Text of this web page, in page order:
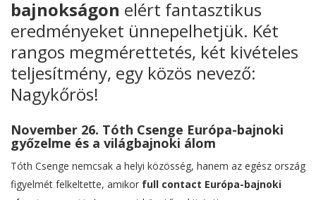
bajnokságon elért fantasztikus
eredményeket ünnepelhetjük. Két
rangos megmérettetés, két kivételes
teljesítmény, egy közös nevező:
Nagykőrös!
November 26. Tóth Csenge Európa-bajnoki
győzelme és a világbajnoki álom
Tóth Csenge nemcsak a helyi közösség, hanem az egész ország
figyelmét felkeltette, amikor full contact Európa-bajnoki